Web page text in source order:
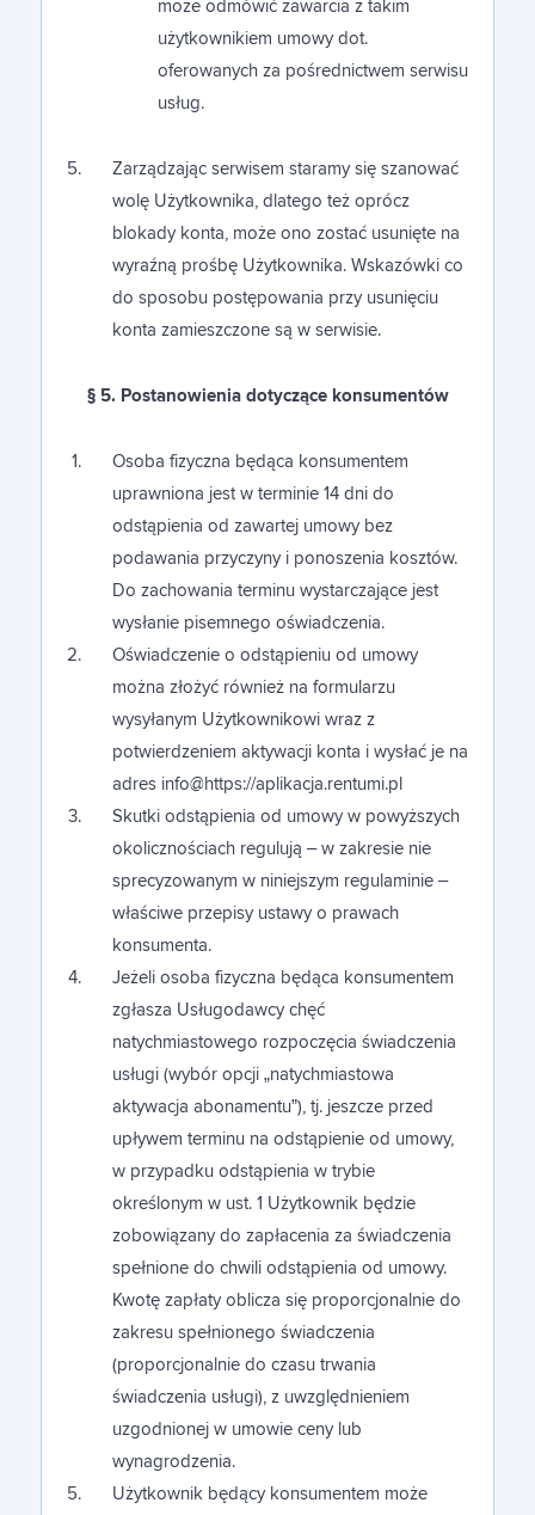
może odmówić zawarcia z takim
użytkownikiem umowy dot.
oferowanych za pośrednictwem serwisu
usług.
Zarządzając serwisem staramy się szanować
wolę Użytkownika, dlatego też oprócz
blokady konta, może ono zostać usunięte na
wyraźną prośbę Użytkownika. Wskazówki co
do sposobu postępowania przy usunięciu
konta zamieszczone są w serwisie.
§ 5. Postanowienia dotyczące konsumentów
Osoba fizyczna będąca konsumentem
uprawniona jest w terminie 14 dni do
odstąpienia od zawartej umowy bez
podawania przyczyny i ponoszenia kosztów.
Do zachowania terminu wystarczające jest
wysłanie pisemnego oświadczenia.
Oświadczenie o odstąpieniu od umowy
można złożyć również na formularzu
wysyłanym Użytkownikowi wraz z
potwierdzeniem aktywacji konta i wysłać je na
adres info@https://aplikacja.rentumi.pl
Skutki odstąpienia od umowy w powyższych
okolicznościach regulują – w zakresie nie
sprecyzowanym w niniejszym regulaminie –
właściwe przepisy ustawy o prawach
konsumenta.
Jeżeli osoba fizyczna będąca konsumentem
zgłasza Usługodawcy chęć
natychmiastowego rozpoczęcia świadczenia
usługi (wybór opcji „natychmiastowa
aktywacja abonamentu”), tj. jeszcze przed
upływem terminu na odstąpienie od umowy,
w przypadku odstąpienia w trybie
określonym w ust. 1 Użytkownik będzie
zobowiązany do zapłacenia za świadczenia
spełnione do chwili odstąpienia od umowy.
Kwotę zapłaty oblicza się proporcjonalnie do
zakresu spełnionego świadczenia
(proporcjonalnie do czasu trwania
świadczenia usługi), z uwzględnieniem
uzgodnionej w umowie ceny lub
wynagrodzenia.
Użytkownik będący konsumentem może